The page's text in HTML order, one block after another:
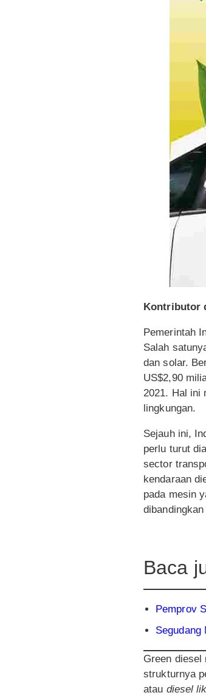
Kontributor
Pemerintah
Salah
dan solar.
US$2,90
2021. Hal ini
lingkungan.
Sejauh ini,
perlu turut
sector
kendaraan
pada mesin
Baca
Pemprov
Segudang
Green
strukturnya
atau diesel